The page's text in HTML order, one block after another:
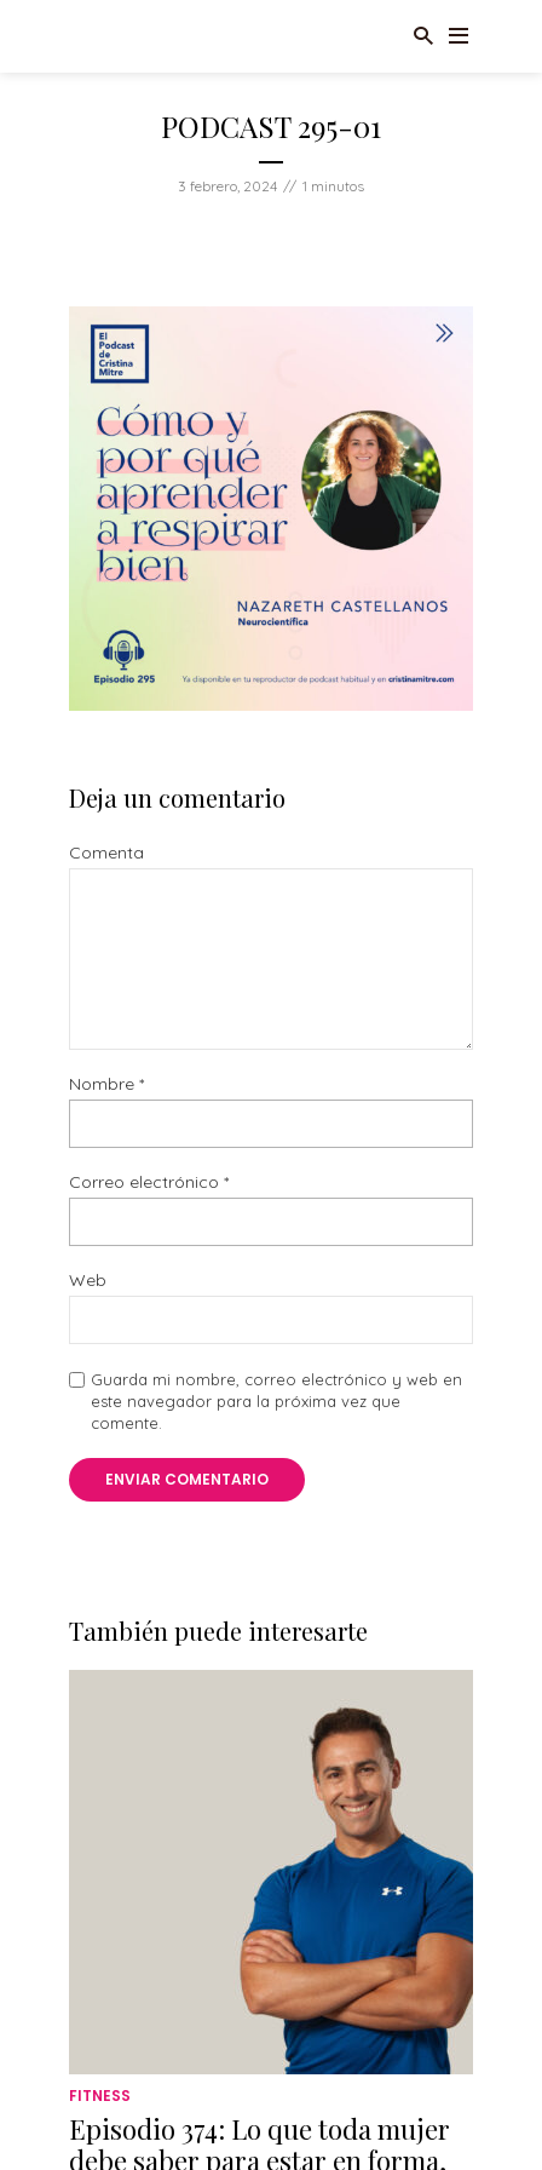
PODCAST 295-01
3 febrero, 2024 1 minutos
Deja un comentario
Comenta
Nombre *
Correo electrónico *
Web
Guarda mi nombre, correo electrónico y web en
este navegador para la próxima vez que
comente.
También puede interesarte
FITNESS
Episodio 374: Lo que toda mujer
debe saber para estar en forma,